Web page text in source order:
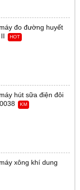
đo đường huyết
HOT
hút sữa điện đôi
KM
xông khí dung